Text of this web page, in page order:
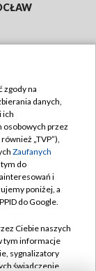
zgody na
danych,
ich
osobowych przez
„TVP”),
Zaufanych
do
i
poniżej, a
do Google.
Ciebie naszych
tym informacje
sygnalizatory
świadczenie